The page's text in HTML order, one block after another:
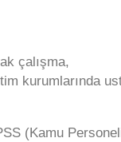
çalışma,
kurumlarında
(Kamu